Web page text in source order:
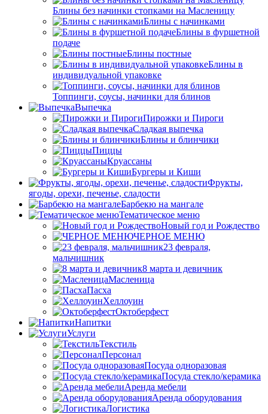
Блины без начинки стопками на Масленицу
Блины с начинками
Блины в фуршетной
подаче
Блины постные
Блины в
индивидуальной упаковке
Топпинги, соусы, начинки для блинов
Выпечка
Пирожки и Пироги
Сладкая выпечка
Блины и блинчики
Пиццы
Круасcаны
Бургеры и Киши
Фрукты,
ягоды, орехи, печенье, сладости
Барбекю на мангале
Тематическое меню
Новый год и Рождество
ЧЕРНОЕ МЕНЮ
23 февраля,
мальчишник
8 марта и девичник
Масленица
Пасха
Хеллоуин
Октоберфест
Напитки
Услуги
Текстиль
Персонал
Посуда одноразовая
Посуда стекло/керамика
Аренда мебели
Аренда оборудования
Логистика